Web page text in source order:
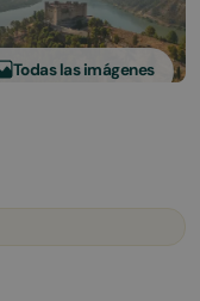
Todas las imágenes